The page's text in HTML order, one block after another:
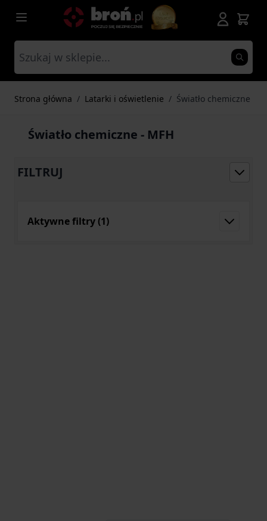
Przejdź do treści
Strona główna / Latarki i oświetlenie / Światło chemiczne
Światło chemiczne - MFH
FILTRUJ
Aktywne filtry (1)